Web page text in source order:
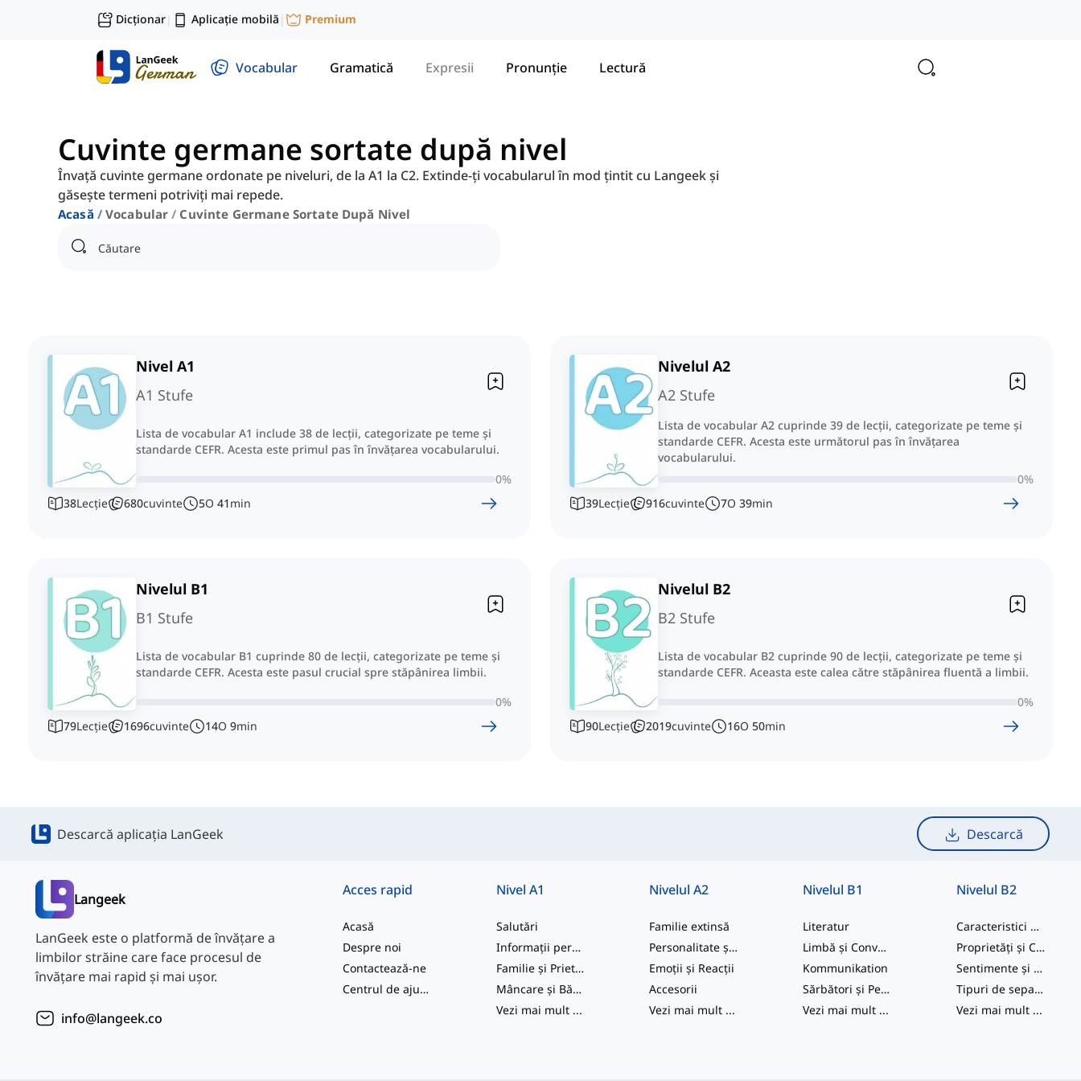
Dicționar| Aplicație mobilă | Premium
Vocabular Gramatică Expresii Pronunție Lectură
Cuvinte germane sortate după nivel
Învață cuvinte germane ordonate pe niveluri, de la A1 la C2. Extinde-ți vocabularul în mod țintit cu Langeek și
găsește termeni potriviți mai repede.
Acasă Vocabular Cuvinte Germane Sortate După Nivel
Nivel A1
A1 Stufe
Lista de vocabular A1 include 38 de lecții, categorizate pe teme și
standarde CEFR. Acesta este primul pas în învățarea vocabularului.
0%
38Lecție 680cuvinte 5O 41min
Nivelul A2
A2 Stufe
Lista de vocabular A2 cuprinde 39 de lecții, categorizate pe teme și
standarde CEFR. Acesta este următorul pas în învățarea
vocabularului.
0%
39Lecție 916cuvinte 7O 39min
Nivelul B1
B1 Stufe
Lista de vocabular B1 cuprinde 80 de lecții, categorizate pe teme și
standarde CEFR. Acesta este pasul crucial spre stăpânirea limbii.
0%
79Lecție 1696cuvinte 14O 9min
Nivelul B2
B2 Stufe
Lista de vocabular B2 cuprinde 90 de lecții, categorizate pe teme și
standarde CEFR. Aceasta este calea către stăpânirea fluentă a limbii.
0%
90Lecție 2019cuvinte 16O 50min
Descarcă aplicația LanGeek Descarcă
Langeek
LanGeek este o platformă de învățare a
limbilor străine care face procesul de
învățare mai rapid și mai ușor.
info@langeek.co
Acces rapid
Acasă
Despre noi
Contactează-ne
Centrul de ajutor
Nivel A1
Salutări
Informații personale
Familie și Prieteni
Mâncare și Băuturi
Vezi mai mult...
Nivelul A2
Familie extinsă
Personalitate și Caracteristici Fizice
Emoții și Reacții
Accesorii
Vezi mai mult ...
Nivelul B1
Literatur
Limbă și Conversație
Kommunikation
Sărbători și Petreceri
Vezi mai mult ...
Nivelul B2
Caracteristici Umane
Proprietăți și Caracteristici Speciale
Sentimente și Emoții
Tipuri de separare și sfârșitul relațiilor
Vezi mai mult ...